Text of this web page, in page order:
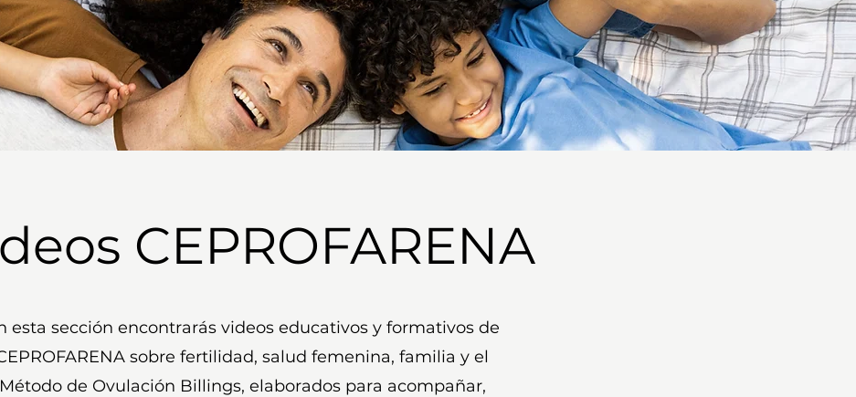
CEPROFARENA
esta sección encontrarás videos educativos y formativos de
sobre fertilidad, salud femenina, familia y el
Método de Ovulación Billings, elaborados para acompañar,